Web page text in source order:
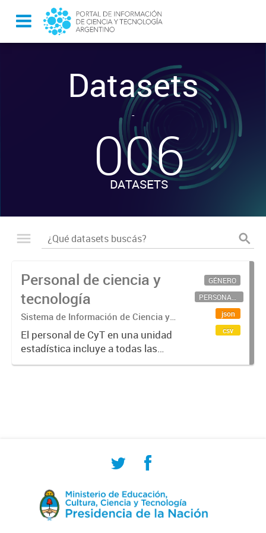
Datasets
-
006
DATASETS
Personal de ciencia y
tecnología
Sistema de Información de Ciencia y
Tecnología Argentino (SICYTAR)
El personal de CyT en una unidad
estadística incluye a todas las
personas involucradas
GÉNERO
PERSONAL CIENTÍFICO-TECNOLÓGICO
json
csv